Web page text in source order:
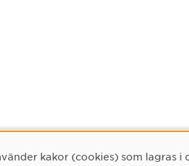
kakor (cookies) som lagras i